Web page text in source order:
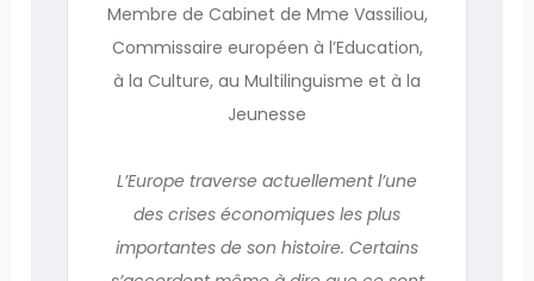
Membre de Cabinet de Mme Vassiliou,
Commissaire européen à l’Education,
à la Culture, au Multilinguisme et à la
Jeunesse
L’Europe traverse actuellement l’une
des crises économiques les plus
importantes de son histoire. Certains